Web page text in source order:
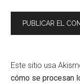
Este sitio usa
cómo se procesan